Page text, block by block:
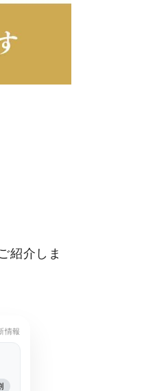
紹介しま
情報